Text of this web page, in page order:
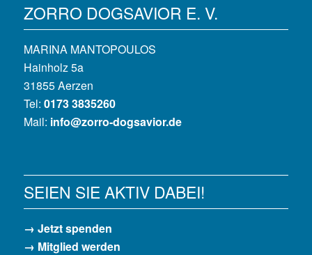
ZORRO DOGSAVIOR E. V.
MARINA MANTOPOULOS
Hainholz 5a
31855 Aerzen
Tel: 0173 3835260
Mail: info@zorro-dogsavior.de
SEIEN SIE AKTIV DABEI!
→ Jetzt spenden
→ Mitglied werden